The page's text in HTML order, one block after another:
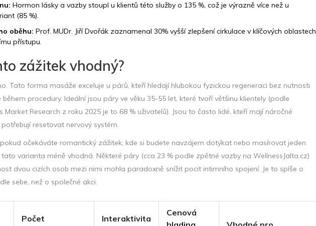
Hormon lásky a vazby stoupl u klientů této služby o 135 %, což je výrazně více než u
(85 %).
oběhu: Prof. MUDr. Jiří Dvořák zaznamenal 30% vyšší zlepšení cirkulace v klíčových oblastech
přístupu.
zážitek vhodný?
Tato forma masáže exceluje u párů, kteří hledají hlubokou fyzickou regeneraci bez nutnosti
během procedury. Ideální jsou páry ve věku 35-55 let, které tvoří většinu klientely (podle
Market Research z roku 2025 je to 68 % uživatelů). Jsou to často lidé, kteří mají náročné
resetovat nervový systém.
očekáváte romantický zážitek, kde si budete navzájem dotýkat nebo masírovat jeden
varianta méně vhodná. Některé páry (cca 23 % podle zpětné vazby na WellnessJalta.cz)
dvou cizích osob mezi nimi mohla paradoxně snížit pocit intimního spojení. Je to spíše o
sebe, než o společné akci.
Počet
Interaktivita
Cenová